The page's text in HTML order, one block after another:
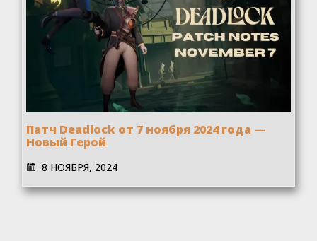
Патч Deadlock от 7 ноября 2024 года —
Новый Герой
8 НОЯБРЯ, 2024